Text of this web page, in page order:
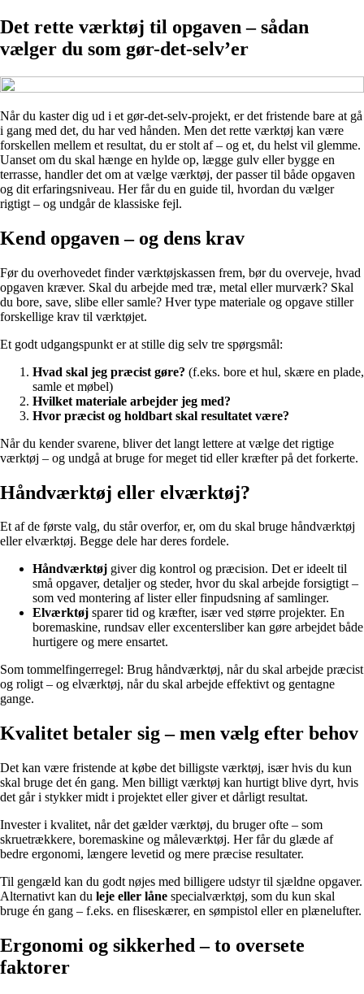
Det rette værktøj til opgaven – sådan
vælger du som gør-det-selv’er
Når du kaster dig ud i et gør-det-selv-projekt, er det fristende bare at gå
i gang med det, du har ved hånden. Men det rette værktøj kan være
forskellen mellem et resultat, du er stolt af – og et, du helst vil glemme.
Uanset om du skal hænge en hylde op, lægge gulv eller bygge en
terrasse, handler det om at vælge værktøj, der passer til både opgaven
og dit erfaringsniveau. Her får du en guide til, hvordan du vælger
rigtigt – og undgår de klassiske fejl.
Kend opgaven – og dens krav
Før du overhovedet finder værktøjskassen frem, bør du overveje, hvad
opgaven kræver. Skal du arbejde med træ, metal eller murværk? Skal
du bore, save, slibe eller samle? Hver type materiale og opgave stiller
forskellige krav til værktøjet.
Et godt udgangspunkt er at stille dig selv tre spørgsmål:
Hvad skal jeg præcist gøre? (f.eks. bore et hul, skære en plade,
samle et møbel)
Hvilket materiale arbejder jeg med?
Hvor præcist og holdbart skal resultatet være?
Når du kender svarene, bliver det langt lettere at vælge det rigtige
værktøj – og undgå at bruge for meget tid eller kræfter på det forkerte.
Håndværktøj eller elværktøj?
Et af de første valg, du står overfor, er, om du skal bruge håndværktøj
eller elværktøj. Begge dele har deres fordele.
Håndværktøj giver dig kontrol og præcision. Det er ideelt til
små opgaver, detaljer og steder, hvor du skal arbejde forsigtigt –
som ved montering af lister eller finpudsning af samlinger.
Elværktøj sparer tid og kræfter, især ved større projekter. En
boremaskine, rundsav eller excentersliber kan gøre arbejdet både
hurtigere og mere ensartet.
Som tommelfingerregel: Brug håndværktøj, når du skal arbejde præcist
og roligt – og elværktøj, når du skal arbejde effektivt og gentagne
gange.
Kvalitet betaler sig – men vælg efter behov
Det kan være fristende at købe det billigste værktøj, især hvis du kun
skal bruge det én gang. Men billigt værktøj kan hurtigt blive dyrt, hvis
det går i stykker midt i projektet eller giver et dårligt resultat.
Invester i kvalitet, når det gælder værktøj, du bruger ofte – som
skruetrækkere, boremaskine og måleværktøj. Her får du glæde af
bedre ergonomi, længere levetid og mere præcise resultater.
Til gengæld kan du godt nøjes med billigere udstyr til sjældne opgaver.
Alternativt kan du leje eller låne specialværktøj, som du kun skal
bruge én gang – f.eks. en fliseskærer, en sømpistol eller en plænelufter.
Ergonomi og sikkerhed – to oversete
faktorer